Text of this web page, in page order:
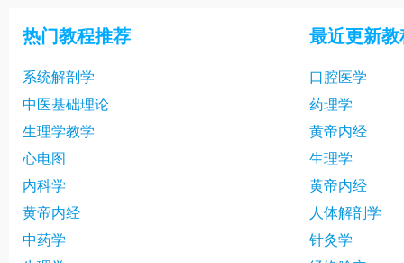
热门教程推荐
系统解剖学
中医基础理论
生理学教学
心电图
内科学
黄帝内经
中药学
最近更新教
口腔医学
药理学
黄帝内经
生理学
黄帝内经
人体解剖学
针灸学